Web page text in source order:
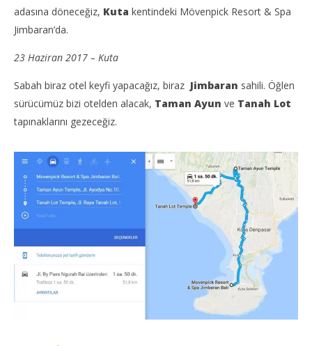
adasına döneceğiz, Kuta kentindeki Mövenpick Resort & Spa
Jimbaran’da.
23 Haziran 2017 – Kuta
Sabah biraz otel keyfi yapacağız, biraz Jimbaran sahili. Öğlen
sürücümüz bizi otelden alacak, Taman Ayun ve Tanah Lot
tapınaklarını gezeceğiz.